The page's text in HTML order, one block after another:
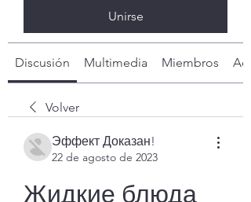
Unirse
Discusión Multimedia Miembros
Volver
Эффект Доказан!
22 de agosto de 2023
Жидкие блюда